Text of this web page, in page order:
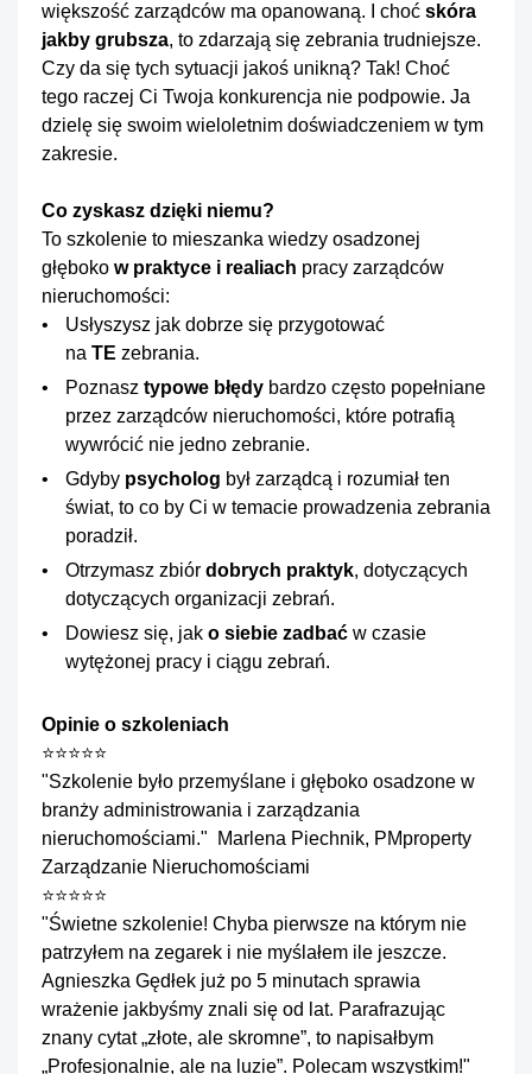
większość zarządców ma opanowaną. I choć skóra
jakby grubsza, to zdarzają się zebrania trudniejsze.
Czy da się tych sytuacji jakoś unikną? Tak! Choć
tego raczej Ci Twoja konkurencja nie podpowie. Ja
dzielę się swoim wieloletnim doświadczeniem w tym
zakresie.
Co zyskasz dzięki niemu?
To szkolenie to mieszanka wiedzy osadzonej
głęboko w praktyce i realiach pracy zarządców
nieruchomości:
Usłyszysz jak dobrze się przygotować
na TE zebrania.
Poznasz typowe błędy bardzo często popełniane
przez zarządców nieruchomości, które potrafią
wywrócić nie jedno zebranie.
Gdyby psycholog był zarządcą i rozumiał ten
świat, to co by Ci w temacie prowadzenia zebrania
poradził.
Otrzymasz zbiór dobrych praktyk, dotyczących
dotyczących organizacji zebrań.
Dowiesz się, jak o siebie zadbać w czasie
wytężonej pracy i ciągu zebrań.
Opinie o szkoleniach
⭐⭐⭐⭐⭐
"Szkolenie było przemyślane i głęboko osadzone w
branży administrowania i zarządzania
nieruchomościami." Marlena Piechnik, PMproperty
Zarządzanie Nieruchomościami
⭐⭐⭐⭐⭐
"Świetne szkolenie! Chyba pierwsze na którym nie
patrzyłem na zegarek i nie myślałem ile jeszcze.
Agnieszka Gędłek już po 5 minutach sprawia
wrażenie jakbyśmy znali się od lat. Parafrazując
znany cytat „złote, ale skromne”, to napisałbym
„Profesjonalnie, ale na luzie”. Polecam wszystkim!"